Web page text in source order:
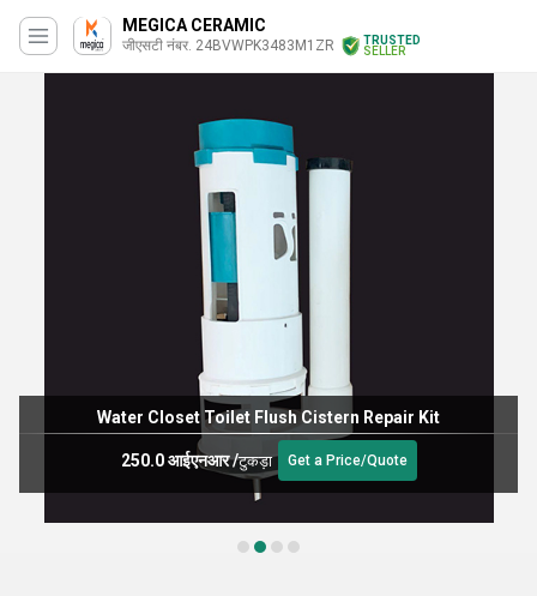
MEGICA CERAMIC
जीएसटी नंबर. 24BVWPK3483M1ZR
TRUSTED
SELLER
Water Closet Toilet Flush Cistern Repair Kit
250.0 आईएनआर/टुकड़ा Get a Price/Quote